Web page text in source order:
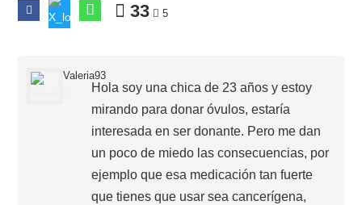
33 5
Valeria93
Hola soy una chica de 23 años y estoy
mirando para donar óvulos, estaría
interesada en ser donante. Pero me dan
un poco de miedo las consecuencias, por
ejemplo que esa medicación tan fuerte
que tienes que usar sea cancerígena,